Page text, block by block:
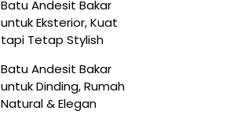
Batu Andesit Bakar
untuk Eksterior, Kuat
tapi Tetap Stylish
Batu Andesit Bakar
untuk Dinding, Rumah
Natural & Elegan